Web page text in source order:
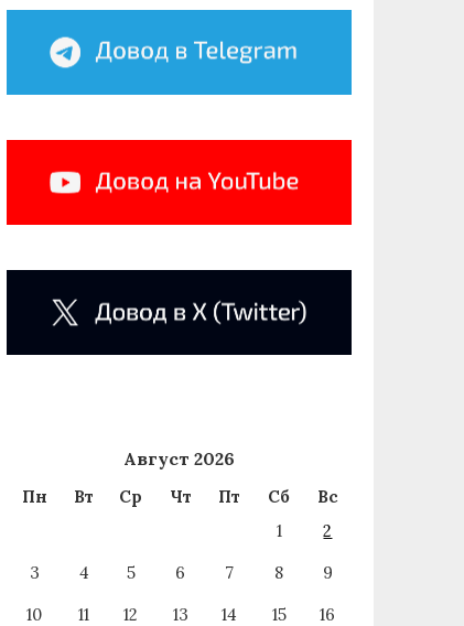
Август 2026
Пн Вт Ср Чт Пт Сб
Вс
1
2
3
4 5 6 7 8
9
10
11 12 13 14 15
16